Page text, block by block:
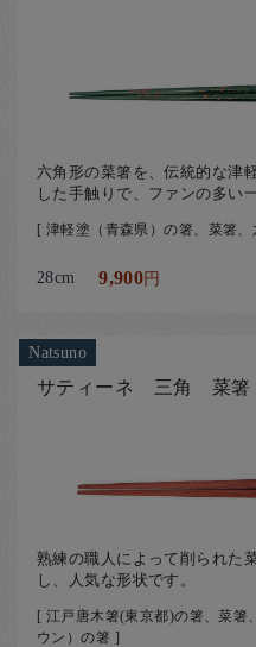
六角形の菜箸を、伝統的な津
した手触りで、ファンの多い
[ 津軽塗（青森県）の箸、菜箸
28cm 9,900円
Natsuno
サティーネ 三角 菜箸
熟練の職人によって削られた
し、人気な形状です。
[ 江戸唐木箸(東京都)の箸、菜箸
ウン）の箸 ]